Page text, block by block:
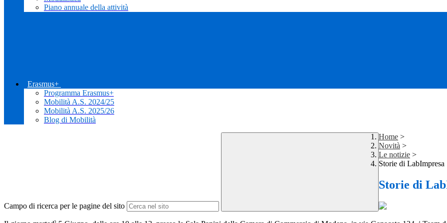
Piano annuale della attività
Erasmus+
Programma Erasmus+
Mobilità A.S. 2024/25
Mobilità A.S. 2025/26
Blog di Mobilità
Campo di ricerca per le pagine del sito
Home >
Novità >
Le notizie >
Storie di LabImpresa
Storie di